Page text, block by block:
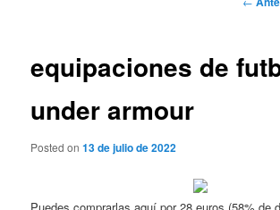
equipaciones de
under armour
Posted on13 de julio de 2022